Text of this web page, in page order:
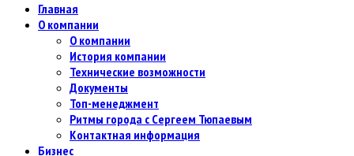
Главная
О компании
О компании
История компании
Технические возможности
Документы
Топ-менеджмент
Ритмы города с Сергеем Тюпаевым
Контактная информация
Бизнес